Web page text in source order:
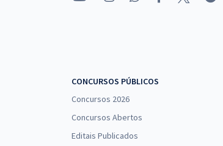
CONCURSOS PÚBLICOS
Concursos 2026
Concursos Abertos
Editais Publicados